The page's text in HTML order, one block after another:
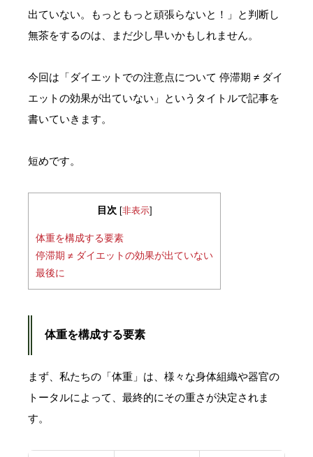
出ていない。もっともっと頑張らないと！」と判断し
無茶をするのは、まだ少し早いかもしれません。
今回は「ダイエットでの注意点について 停滞期 ≠ ダイ
エットの効果が出ていない」というタイトルで記事を
書いていきます。
短めです。
目次 [非表示]
体重を構成する要素
停滞期 ≠ ダイエットの効果が出ていない
最後に
体重を構成する要素
まず、私たちの「体重」は、様々な身体組織や器官の
トータルによって、最終的にその重さが決定されま
す。